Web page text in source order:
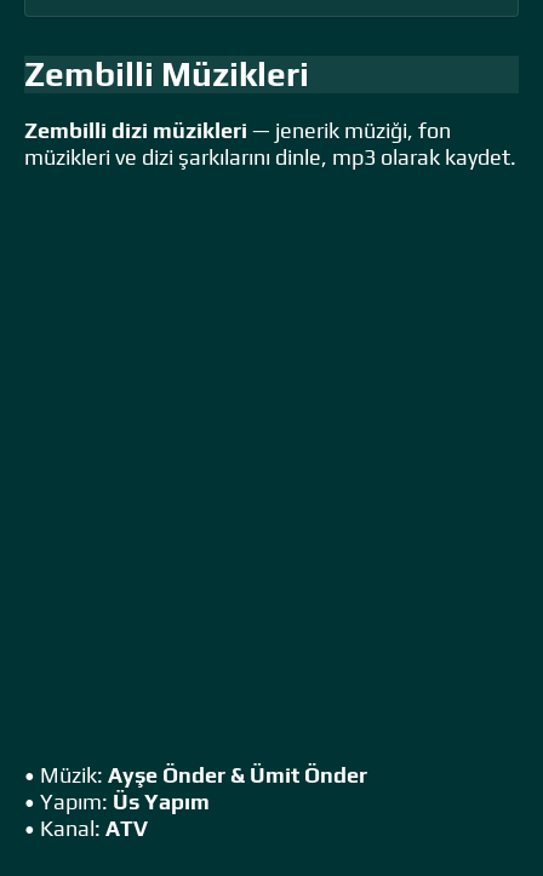
Zembilli Müzikleri
Zembilli dizi müzikleri — jenerik müziği, fon
müzikleri ve dizi şarkılarını dinle, mp3 olarak kaydet.
• Müzik: Ayşe Önder & Ümit Önder
• Yapım: Üs Yapım
• Kanal: ATV